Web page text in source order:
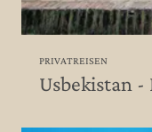
PRIVATREISEN
Usbekistan -